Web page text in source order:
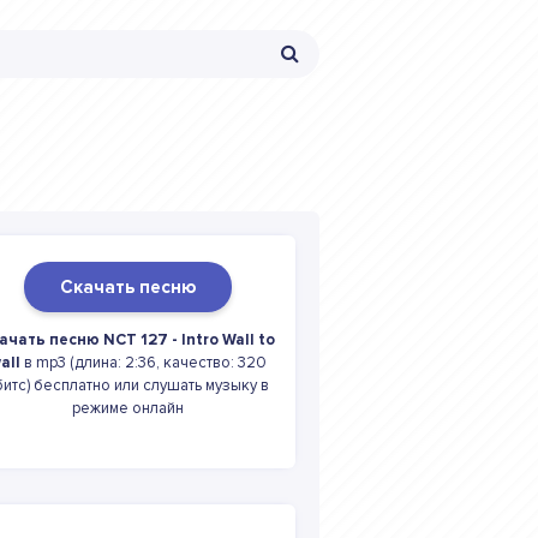
Скачать песню
песню NCT 127 - Intro Wall to
в mp3 (длина: 2:36, качество: 320
бесплатно или слушать музыку в
режиме онлайн